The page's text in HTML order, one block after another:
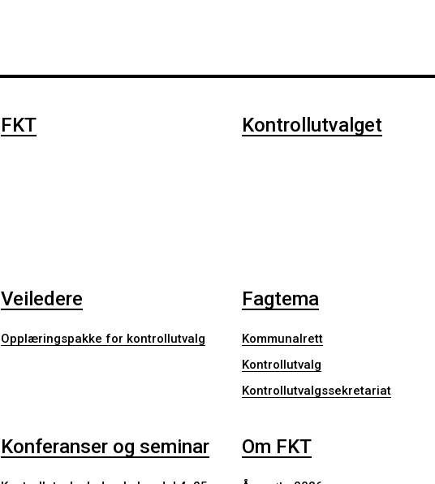
FKT Kontrollutvalget
Veiledere
Opplæringspakke for kontrollutvalg
Fagtema
Kommunalrett
Kontrollutvalg
Kontrollutvalgssekretariat
Konferanser og seminar Om FKT